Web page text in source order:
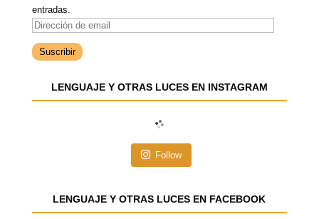
entradas.
D
r
c
m
LENGUAJE Y OTRAS LUCES EN INSTAGRAM
Follow
LENGUAJE Y OTRAS LUCES EN FACEBOOK